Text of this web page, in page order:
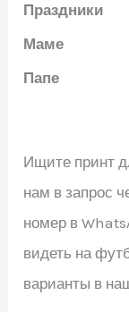
Праздники
Маме
Папе
Ищите принт
нам в запрос
номер в
видеть на
варианты в